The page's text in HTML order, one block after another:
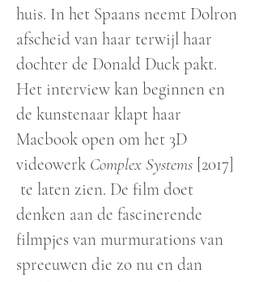
huis. In het Spaans neemt Dolron
afscheid van haar terwijl haar
dochter de Donald Duck pakt.
Het interview kan beginnen en
de kunstenaar klapt haar
Macbook open om het 3D
videowerk Complex Systems [2017]
te laten zien. De film doet
denken aan de fascinerende
filmpjes van murmurations van
spreeuwen die zo nu en dan